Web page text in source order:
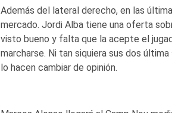
Además del lateral derecho, en las
mercado. Jordi Alba tiene una oferta
visto bueno y falta que la acepte el
marcharse. Ni tan siquiera sus dos
lo hacen cambiar de opinión.